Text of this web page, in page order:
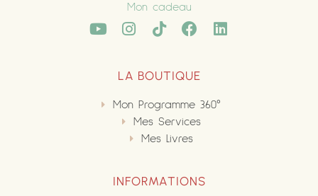
Mon cadeau
LA BOUTIQUE
Mon Programme 360°
Mes Services
Mes Livres
INFORMATIONS